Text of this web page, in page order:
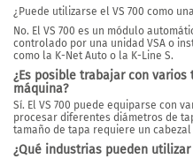
¿Puede utilizarse el VS 700 como
No. El VS 700 es un módulo
controlado por una unidad VSA o
como la K-Net Auto o la K-Line S.
¿Es posible trabajar con
máquina?
Sí. El VS 700 puede equiparse con
procesar diferentes diámetros de
tamaño de tapa requiere un
¿Qué industrias pueden utilizar